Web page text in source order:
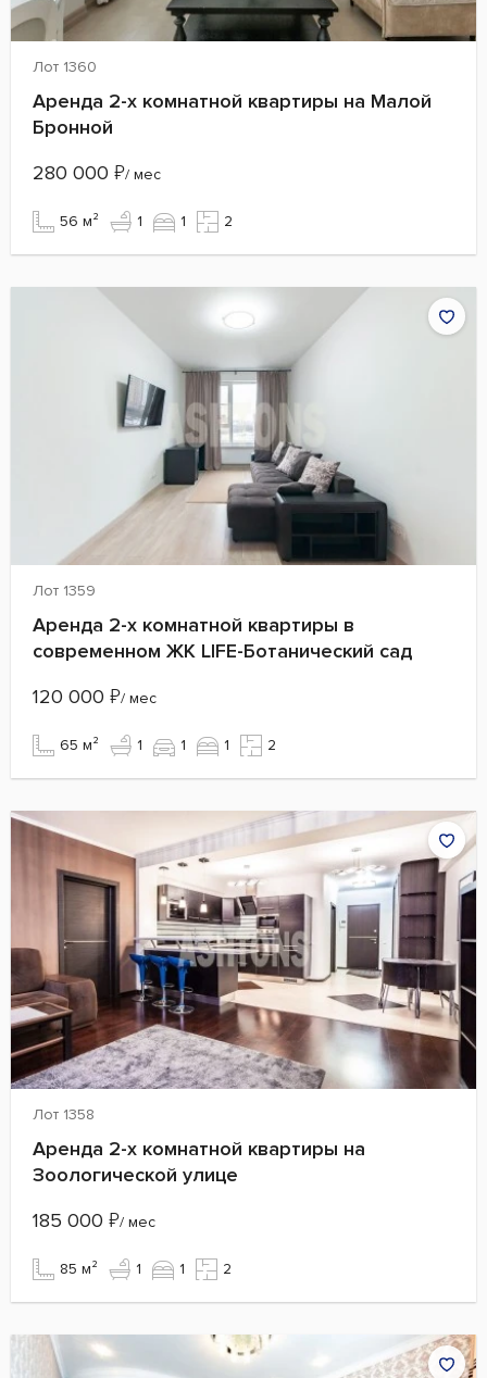
Лот 1360
Аренда 2-х комнатной квартиры на Малой
Бронной
280 000 ₽/ мес
56 м² 1 1 2
Лот 1359
Аренда 2-х комнатной квартиры в
современном ЖК LIFE-Ботанический сад
120 000 ₽/ мес
65 м² 1 1 1 2
Лот 1358
Аренда 2-х комнатной квартиры на
Зоологической улице
185 000 ₽/ мес
85 м² 1 1 2